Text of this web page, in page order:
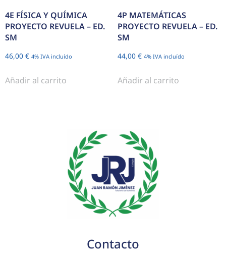
4E FÍSICA Y QUÍMICA
PROYECTO REVUELA – ED.
SM
46,00 € 4% IVA incluído
Añadir al carrito
4P MATEMÁTICAS
PROYECTO REVUELA – ED.
SM
44,00 € 4% IVA incluído
Añadir al carrito
Contacto